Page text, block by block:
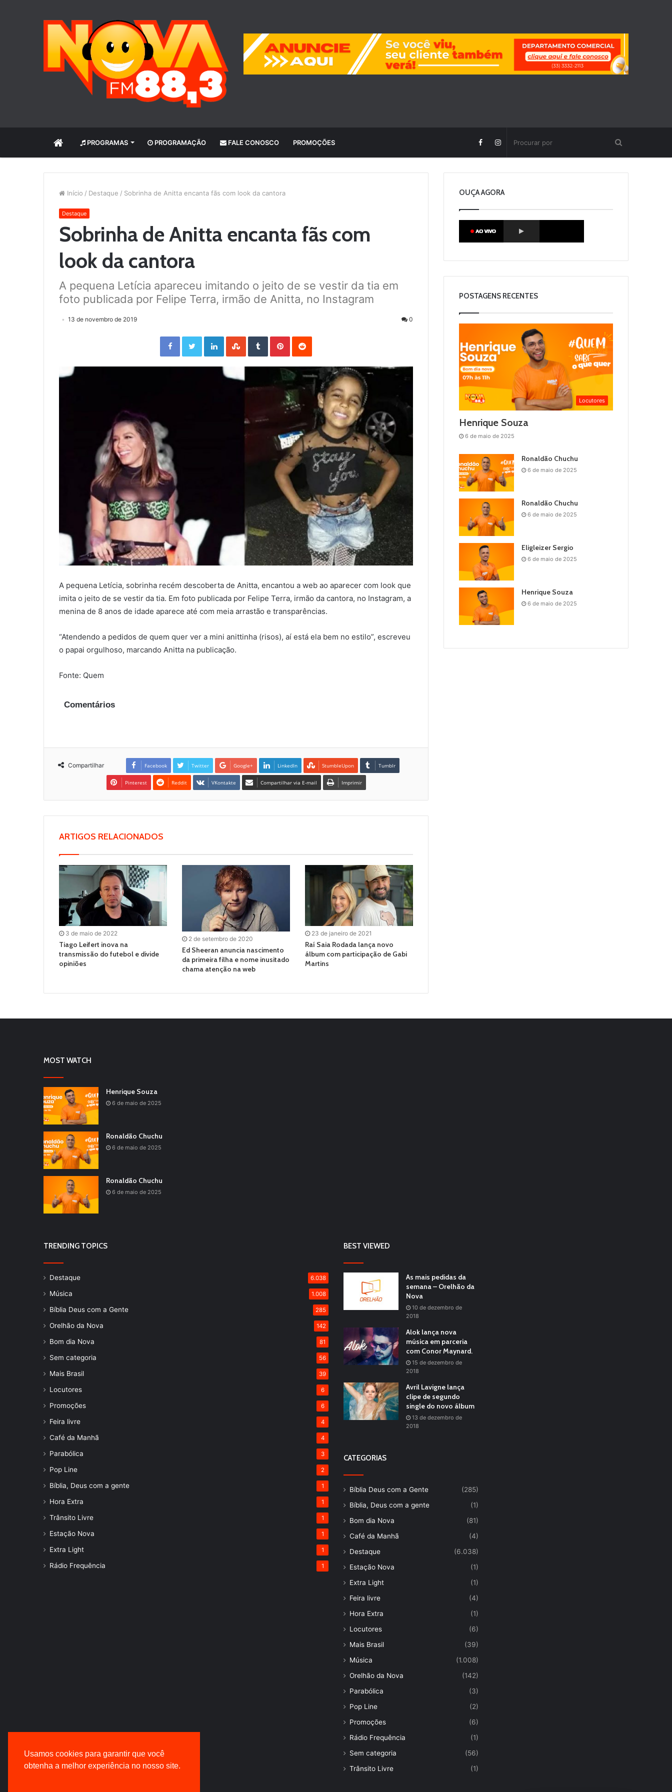
Usamos cookies para garantir que você
obtenha a melhor experiência no nosso site.
INÍCIO PROGRAMAS PROGRAMAÇÃO FALE CONOSCO PROMOÇÕES
Início / Destaque / Sobrinha de Anitta encanta fãs com look da cantora
Destaque
Sobrinha de Anitta encanta fãs com
look da cantora
A pequena Letícia apareceu imitando o jeito de se vestir da tia em
foto publicada por Felipe Terra, irmão de Anitta, no Instagram
13 de novembro de 2019 0
Facebook Twitter LinkedIn StumbleUpon Tumblr Pinterest
A pequena Letícia, sobrinha recém descoberta de Anitta, encantou a web ao aparecer com look que
imita o jeito de se vestir da tia. Em foto publicada por Felipe Terra, irmão da cantora, no Instagram, a
menina de 8 anos de idade aparece até com meia arrastão e transparências.
“Atendendo a pedidos de quem quer ver a mini anittinha (risos), aí está ela bem no estilo”, escreveu
o papai orgulhoso, marcando Anitta na publicação.
Fonte: Quem
Comentários
Compartilhar Facebook Twitter Google+ LinkedIn StumbleUpon Tumblr
Pinterest Reddit VKontakte Compartilhar via E-mail Imprimir
ARTIGOS RELACIONADOS
3 de maio de 2022
Tiago Leifert inova na
transmissão do futebol e divide
opiniões
2 de setembro de 2020
Ed Sheeran anuncia nascimento
da primeira filha e nome inusitado
chama atenção na web
23 de janeiro de 2021
Raí Saia Rodada lança novo
álbum com participação de Gabi
Martins
OUÇA AGORA
POSTAGENS RECENTES
Locutores
Henrique Souza
6 de maio de 2025
Ronaldão Chuchu
6 de maio de 2025
Ronaldão Chuchu
6 de maio de 2025
Eligleizer Sergio
6 de maio de 2025
Henrique Souza
6 de maio de 2025
MOST WATCH
Henrique Souza
6 de maio de 2025
Ronaldão Chuchu
6 de maio de 2025
Ronaldão Chuchu
6 de maio de 2025
TRENDING TOPICS
Destaque 6.038
Música 1.008
Bíblia Deus com a Gente 285
Orelhão da Nova 142
Bom dia Nova 81
Sem categoria 56
Mais Brasil 39
Locutores 6
Promoções 6
Feira livre 4
Café da Manhã 4
Parabólica 3
Pop Line 2
Bíblia, Deus com a gente 1
Hora Extra 1
Trânsito Livre 1
Estação Nova 1
Extra Light 1
Rádio Frequência 1
BEST VIEWED
As mais pedidas da
semana – Orelhão da
Nova
10 de dezembro de
2018
Alok lança nova
música em parceria
com Conor Maynard.
15 de dezembro de
2018
Avril Lavigne lança
clipe de segundo
single do novo álbum
13 de dezembro de
2018
CATEGORIAS
Bíblia Deus com a Gente
(285)
Bíblia, Deus com a gente
(1)
Bom dia Nova
(81)
Café da Manhã
(4)
Destaque
(6.038)
Estação Nova
(1)
Extra Light
(1)
Feira livre
(4)
Hora Extra
(1)
Locutores
(6)
Mais Brasil
(39)
Música
(1.008)
Orelhão da Nova
(142)
Parabólica
(3)
Pop Line
(2)
Promoções
(6)
Rádio Frequência
(1)
Sem categoria
(56)
Trânsito Livre
(1)